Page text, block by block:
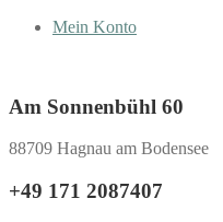
Mein Konto
Am Sonnenbühl 60
88709 Hagnau am Bodensee
+49 171 2087407